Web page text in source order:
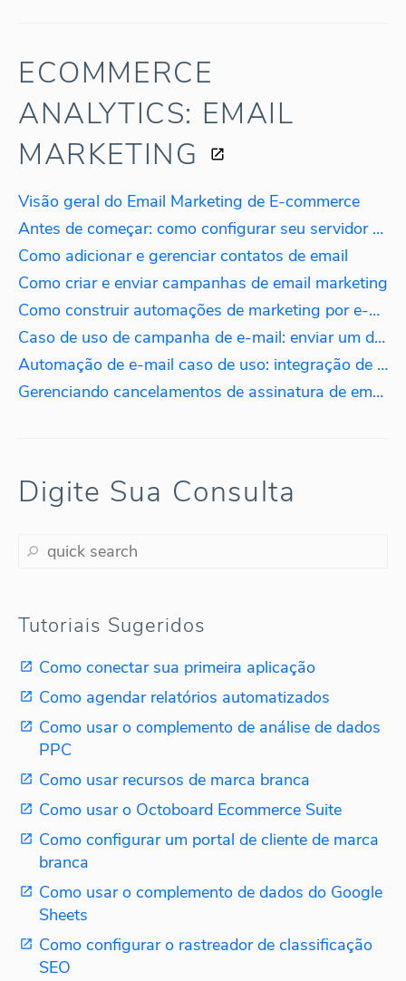
ECOMMERCE
ANALYTICS: EMAIL
MARKETING
Visão geral do Email Marketing de E-commerce
Antes de começar: como configurar seu servidor de email
Como adicionar e gerenciar contatos de email
Como criar e enviar campanhas de email marketing
Como construir automações de marketing por e-mail
Caso de uso de campanha de e-mail: enviar um desconto para clientes que gastaram mais de $100.
Automação de e-mail caso de uso: integração de novos clientes
Gerenciando cancelamentos de assinatura de email marketing
Digite Sua Consulta
Tutoriais Sugeridos
Como conectar sua primeira aplicação
Como agendar relatórios automatizados
Como usar o complemento de análise de dados
PPC
Como usar recursos de marca branca
Como usar o Octoboard Ecommerce Suite
Como configurar um portal de cliente de marca
branca
Como usar o complemento de dados do Google
Sheets
Como configurar o rastreador de classificação
SEO